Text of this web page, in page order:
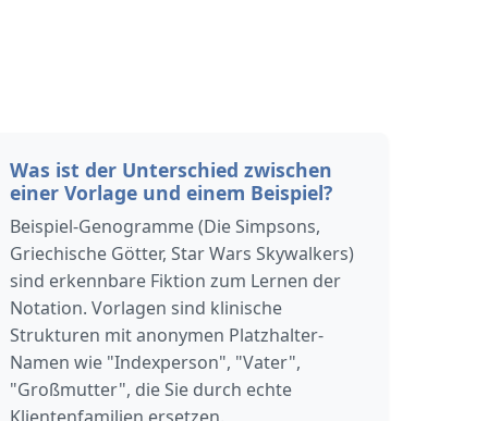
Was ist der Unterschied zwischen
einer Vorlage und einem Beispiel?
Beispiel-Genogramme (Die Simpsons,
Griechische Götter, Star Wars Skywalkers)
sind erkennbare Fiktion zum Lernen der
Notation. Vorlagen sind klinische
Strukturen mit anonymen Platzhalter-
Namen wie "Indexperson", "Vater",
"Großmutter", die Sie durch echte